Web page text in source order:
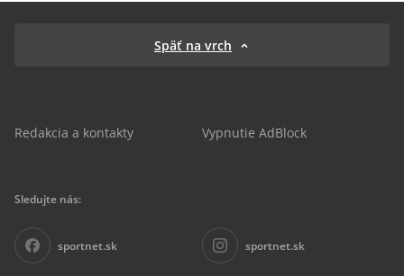
Späť na vrch
Redakcia a kontakty Vypnutie AdBlock
Sledujte nás:
sportnet.sk sportnet.sk